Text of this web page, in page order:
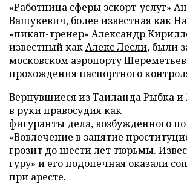
«Работница сферы эскорт-услуг»
Вашукевич, более известная как
«пикап-тренер» Александр
известный какАлекс Лесли, были
московском аэропорту
прохождения паспортного
Вернувшиеся из Таиланда Рыбка
в руки правосудия как
фигуранты дела, возбужденного по
«Вовлечение в занятие
грозит до шести лет тюрьмы.
гуру» и его подопечная оказали
при аресте.